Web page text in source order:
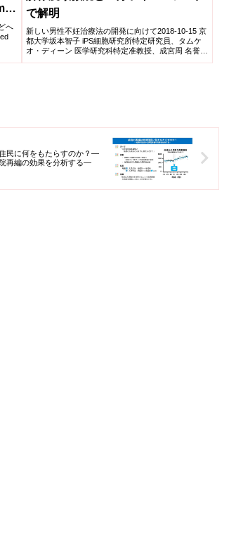
へ
で解明
新しい男性不妊治療法の開発に向けて2018-10-15 京
都大学坂本智子 iPS細胞研究所特定研究員、タムケ
オ・ディーン 医学研究科特定准教授、成宮周 名誉教
民に何をもたらすのか？―
再編の効果を分析する―